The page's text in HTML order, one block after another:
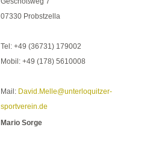
07330 Probstzella
Tel: +49 (36731) 179002
Mobil: +49 (178) 5610008
Mail: David.Melle@unterloquitzer-
sportverein.de
Mario Sorge